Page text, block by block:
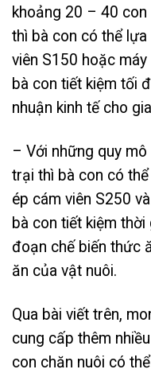
khoảng 20 – 40
thì bà con có thể
viên S150 hoặc
bà con tiết kiệm tối
nhuận kinh tế cho
– Với những quy
trại thì bà con có
ép cám viên S250
bà con tiết kiệm
đoạn chế biến thức
ăn của vật nuôi.
Qua bài viết trên,
cung cấp thêm
con chăn nuôi có